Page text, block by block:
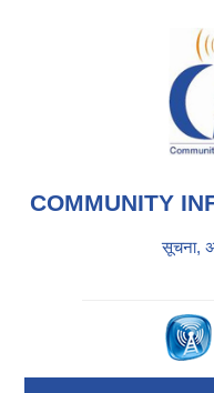
COMMUNITY
सूचना,